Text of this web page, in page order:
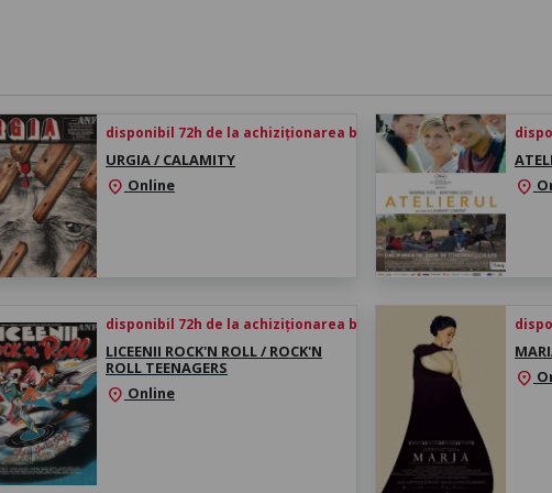
disponibil 72h de la achiziționarea biletului
URGIA / CALAMITY
location_on Online location_on
disponibil 72h de la achiziționarea biletului
LICEENII ROCK'N ROLL / ROCK'N
ROLL TEENAGERS
location_on Online
location_on